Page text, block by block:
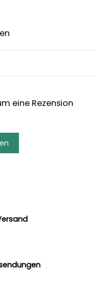
eine Rezension